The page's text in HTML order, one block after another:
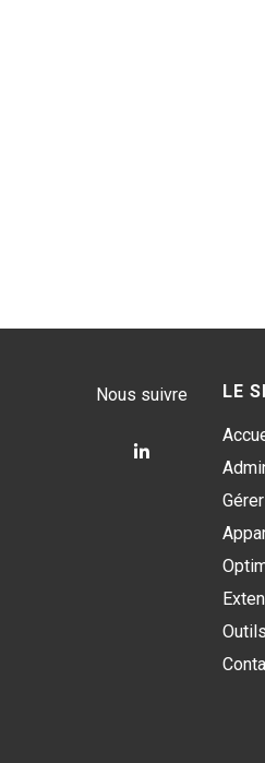
Nous suivre
Suivez-
LE